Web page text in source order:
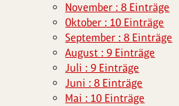
November : 8 Einträge
Oktober : 10 Einträge
September : 8 Einträge
August : 9 Einträge
Juli : 9 Einträge
Juni : 8 Einträge
Mai : 10 Einträge